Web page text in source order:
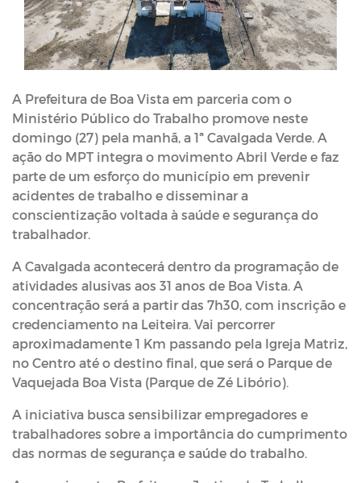
A Prefeitura de Boa Vista em parceria com o
Ministério Público do Trabalho promove neste
domingo (27) pela manhã, a 1ª Cavalgada Verde. A
ação do MPT integra o movimento Abril Verde e faz
parte de um esforço do município em prevenir
acidentes de trabalho e disseminar a
conscientização voltada à saúde e segurança do
trabalhador.
A Cavalgada acontecerá dentro da programação de
atividades alusivas aos 31 anos de Boa Vista. A
concentração será a partir das 7h30, com inscrição e
credenciamento na Leiteira. Vai percorrer
aproximadamente 1 Km passando pela Igreja Matriz,
no Centro até o destino final, que será o Parque de
Vaquejada Boa Vista (Parque de Zé Libório).
A iniciativa busca sensibilizar empregadores e
trabalhadores sobre a importância do cumprimento
das normas de segurança e saúde do trabalho.